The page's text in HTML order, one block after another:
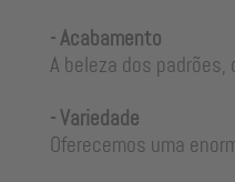
- Acabamento
A beleza dos
- Variedade
Oferecemos uma